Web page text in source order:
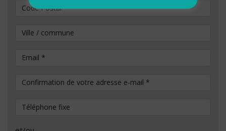
Code Postal
Ville / commune
Email*
Confirmation de votre adresse e-mail
Téléphone fixe